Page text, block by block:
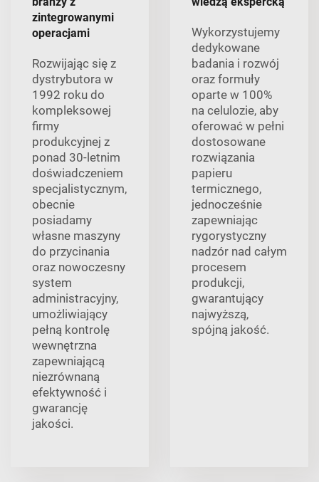
zintegrowanymi
operacjami
Rozwijając się z
dystrybutora w
1992 roku do
kompleksowej
firmy
produkcyjnej z
ponad 30-letnim
doświadczeniem
specjalistycznym,
obecnie
posiadamy
własne maszyny
do przycinania
oraz nowoczesny
system
administracyjny,
umożliwiający
pełną kontrolę
wewnętrzna
zapewniającą
niezrównaną
efektywność i
gwarancję
jakości.
Wykorzystujemy
dedykowane
badania i rozwój
oraz formuły
oparte w 100%
na celulozie, aby
oferować w pełni
dostosowane
rozwiązania
papieru
termicznego,
jednocześnie
zapewniając
rygorystyczny
nadzór nad całym
procesem
produkcji,
gwarantujący
najwyższą,
spójną jakość.